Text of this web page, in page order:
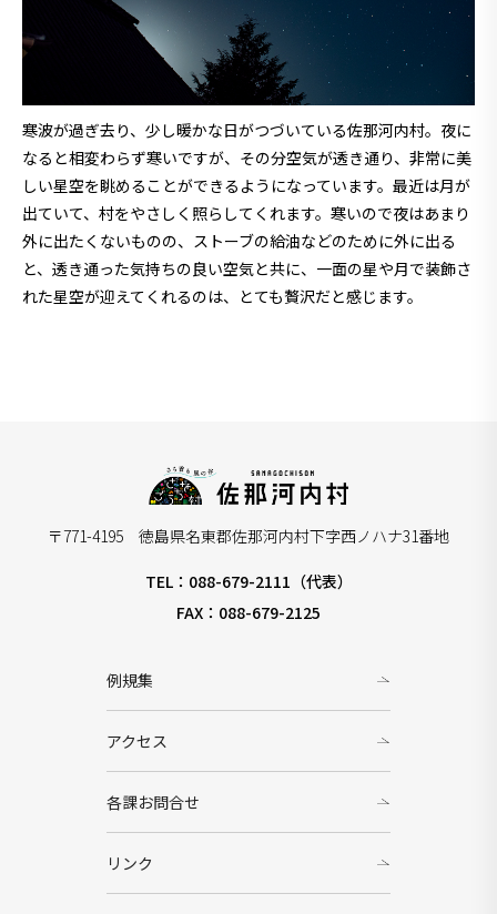
寒波が過ぎ去り、少し暖かな日がつづいている佐那河内村。夜に
なると相変わらず寒いですが、その分空気が透き通り、非常に美
しい星空を眺めることができるようになっています。最近は月が
出ていて、村をやさしく照らしてくれます。寒いので夜はあまり
外に出たくないものの、ストーブの給油などのために外に出る
と、透き通った気持ちの良い空気と共に、一面の星や月で装飾さ
れた星空が迎えてくれるのは、とても贅沢だと感じます。
〒771-4195 徳島県名東郡佐那河内村下字西ノハナ31番地
TEL：088-679-2111（代表）
FAX：088-679-2125
例規集
アクセス
各課お問合せ
リンク